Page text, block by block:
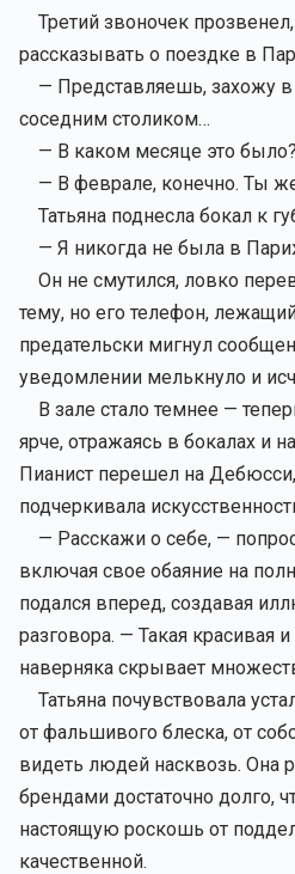
Третий звоночек
рассказывать о поездке в
— Представляешь, захожу в
соседним столиком…
— В каком месяце это
— В феврале, конечно. Ты
Татьяна поднесла бокал к
— Я никогда не была в
Он не смутился, ловко
тему, но его телефон,
предательски мигнул
уведомлении мелькнуло и
В зале стало темнее —
ярче, отражаясь в бокалах и
Пианист перешел на
подчеркивала
— Расскажи о себе, —
включая свое обаяние на
подался вперед, создавая
разговора. — Такая красивая
наверняка скрывает
Татьяна почувствовала
от фальшивого блеска, от
видеть людей насквозь. Она
брендами достаточно долго,
настоящую роскошь от
качественной.